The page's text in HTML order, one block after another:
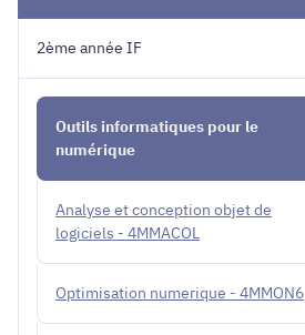
2ème année IF
Outils informatiques pour le
numérique
Analyse et conception objet de
logiciels - 4MMACOL
Optimisation numerique - 4MMON6